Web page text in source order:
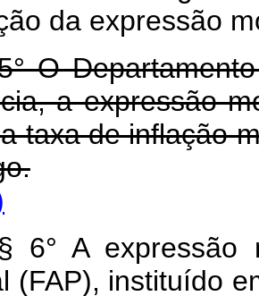
da expressão
O
a expressão
taxa de inflação
(FAP), instituído